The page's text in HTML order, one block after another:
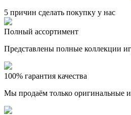
5 причин сделать покупку у нас
Полный ассортимент
Представлены полные коллекции
100% гарантия качества
Мы продаём только оригинальные